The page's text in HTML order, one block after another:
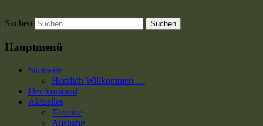
Suchen
Hauptmenü
Startseite
Herzlich Willkommen …
Der Vorstand
Aktuelles
Termine
Aushang